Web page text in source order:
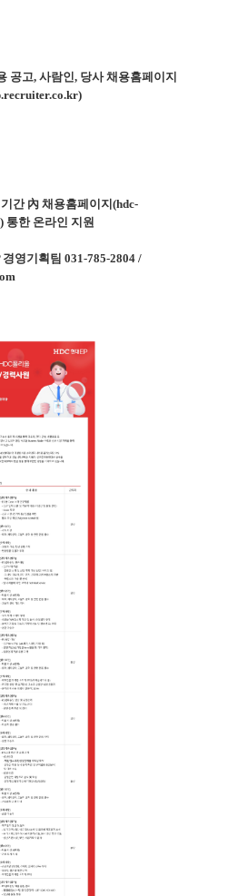
공고, 사람인, 당사 채용홈페이지
간 內 채용홈페이지(hdc-
통한 온라인 지원
영기획팀 031-785-2804 /